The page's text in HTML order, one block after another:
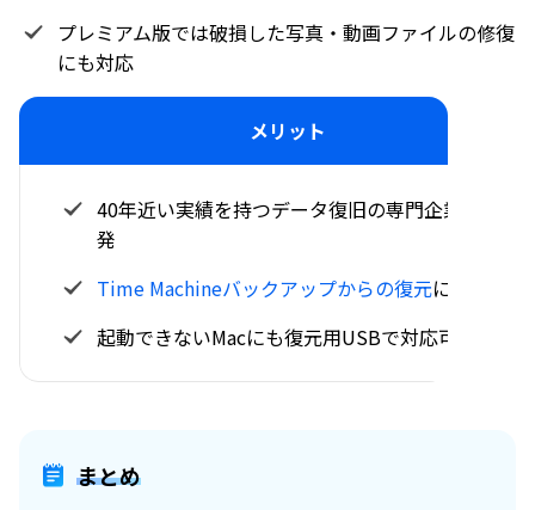
プレミアム版では破損した写真・動画ファイルの修復
にも対応
メリット
40年近い実績を持つデータ復旧の専門企業が開
発
Time Machineバックアップからの復元に対応
起動できないMacにも復元用USBで対応可能
まとめ